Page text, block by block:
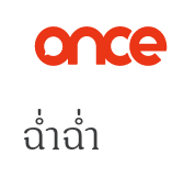
ฉ่ำฉ่ำ